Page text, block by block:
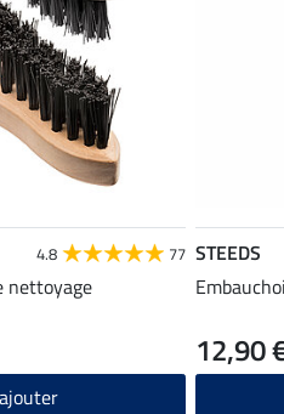
4.8 77
nettoyage
ajouter
STEEDS
12,90